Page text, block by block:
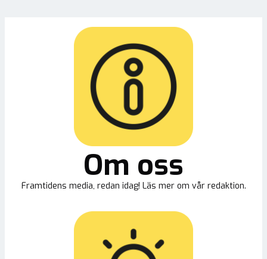
Om oss
Framtidens media, redan idag! Läs mer om vår redaktion.